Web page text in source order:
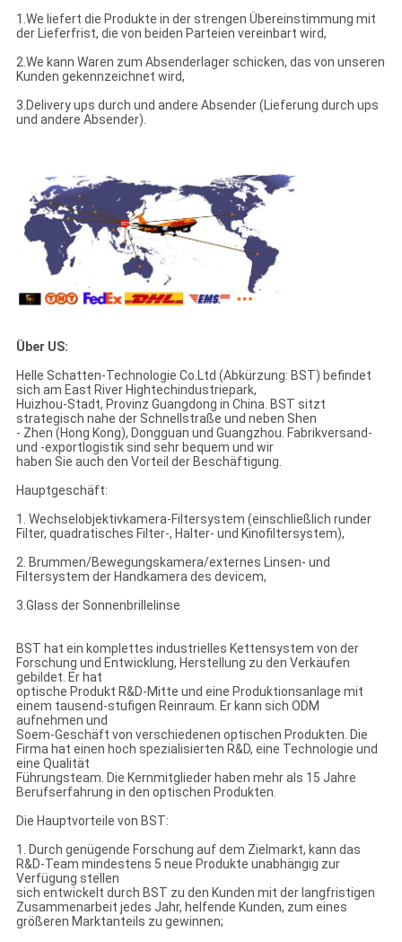
1.We liefert die Produkte in der strengen Übereinstimmung mit
der Lieferfrist, die von beiden Parteien vereinbart wird,
2.We kann Waren zum Absenderlager schicken, das von unseren
Kunden gekennzeichnet wird,
3.Delivery ups durch und andere Absender (Lieferung durch ups
und andere Absender).
Über US:
Helle Schatten-Technologie Co.Ltd (Abkürzung: BST) befindet
sich am East River Hightechindustriepark,
Huizhou-Stadt, Provinz Guangdong in China. BST sitzt
strategisch nahe der Schnellstraße und neben Shen
- Zhen (Hong Kong), Dongguan und Guangzhou. Fabrikversand-
und -exportlogistik sind sehr bequem und wir
haben Sie auch den Vorteil der Beschäftigung.
Hauptgeschäft:
1. Wechselobjektivkamera-Filtersystem (einschließlich runder
Filter, quadratisches Filter-, Halter- und Kinofiltersystem),
2. Brummen/Bewegungskamera/externes Linsen- und
Filtersystem der Handkamera des devicem,
3.Glass der Sonnenbrillelinse
BST hat ein komplettes industrielles Kettensystem von der
Forschung und Entwicklung, Herstellung zu den Verkäufen
gebildet. Er hat
optische Produkt R&D-Mitte und eine Produktionsanlage mit
einem tausend-stufigen Reinraum. Er kann sich ODM
aufnehmen und
Soem-Geschäft von verschiedenen optischen Produkten. Die
Firma hat einen hoch spezialisierten R&D, eine Technologie und
eine Qualität
Führungsteam. Die Kernmitglieder haben mehr als 15 Jahre
Berufserfahrung in den optischen Produkten.
Die Hauptvorteile von BST:
1. Durch genügende Forschung auf dem Zielmarkt, kann das
R&D-Team mindestens 5 neue Produkte unabhängig zur
Verfügung stellen
sich entwickelt durch BST zu den Kunden mit der langfristigen
Zusammenarbeit jedes Jahr, helfende Kunden, zum eines
größeren Marktanteils zu gewinnen;